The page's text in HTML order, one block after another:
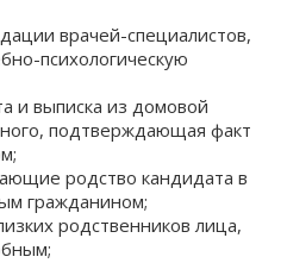
врачей-специалистов,
психологическую
и выписка из домовой
подтверждающая факт
родство кандидата в
гражданином;
родственников лица,